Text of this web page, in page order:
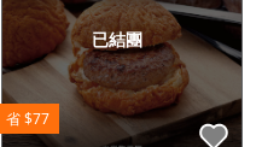
省 $77
已結團
點我收藏